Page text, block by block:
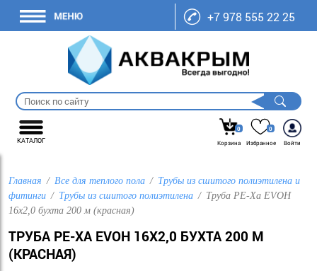
+7 978 555 22 25
КАТАЛОГ
0
Корзина
0
Избранное
Войти
Главная Все для теплого пола
Трубы из сшитого полиэтилена и
фитинги
Трубы из сшитого полиэтилена
Труба PE-Xa EVOH
16х2,0 бухта 200 м (красная)
ТРУБА PE-XA EVOH 16Х2,0 БУХТА 200 М
(КРАСНАЯ)